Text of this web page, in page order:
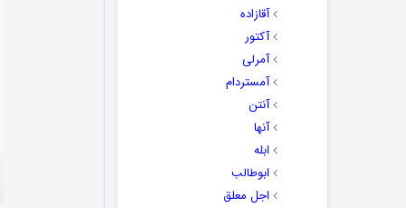
آقازاده
آکتور
آمرلی
آمستردام
آنتن
آنها
ابله
ابوطالب
اجل معلق